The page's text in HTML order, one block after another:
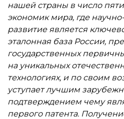
нашей страны в число
экономик мира, где
развитие является
эталонная база России,
государственных
на уникальных
технологиях, и по своим
уступает лучшим
подтверждением чему
первого патента.